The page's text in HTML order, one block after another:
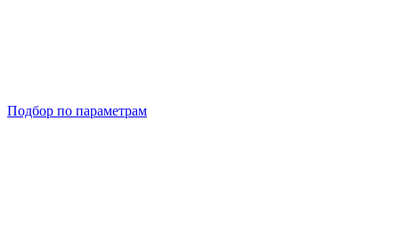
Подбор по параметрам